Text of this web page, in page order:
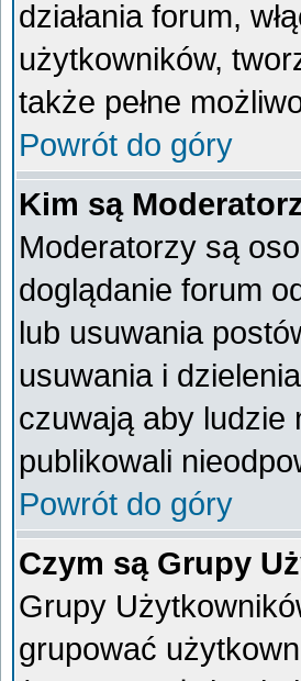
działania forum,
użytkowników,
także pełne
Powrót do góry
Kim są
Moderatorzy są
doglądanie forum
lub usuwania
usuwania i
czuwają aby ludzie
publikowali
Powrót do góry
Czym są Grupy
Grupy
grupować